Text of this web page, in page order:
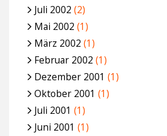
Juli 2002 (2)
Mai 2002 (1)
März 2002 (1)
Februar 2002 (1)
Dezember 2001 (1)
Oktober 2001 (1)
Juli 2001 (1)
Juni 2001 (1)